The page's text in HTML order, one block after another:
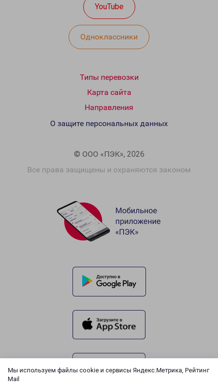
Мы используем файлы cookie и сервисы Яндекс.Метрика, Рейтинг
Mail
YouTube
Одноклассники
Типы перевозки
Карта сайта
Направления
© ООО «ПЭК», 2026
Все права защищены и охраняются законом
О защите персональных данных